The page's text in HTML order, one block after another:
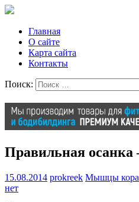
Главная
О сайте
Карта сайта
Контакты
Поиск:
Правильная осанка
15.08.2014 prokreek Мышцы кора
нет